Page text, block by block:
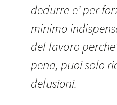
dedurre e’ per
minimo
del lavoro
pena, puoi solo
delusioni.